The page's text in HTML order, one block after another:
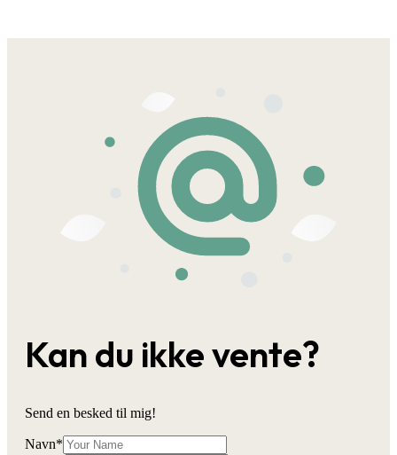
Kan du ikke vente?
Send en besked til mig!
Navn*